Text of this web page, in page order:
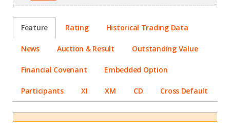
Feature Rating Historical Trading Data
News Auction & Result Outstanding Value
Financial Covenant Embedded Option
Participants XI XM CD Cross Default